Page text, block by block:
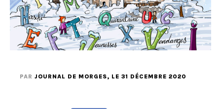
PAR JOURNAL DE MORGES, LE 31 DÉCEMBRE 2020